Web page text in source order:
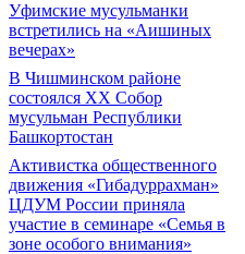
Уфимские мусульманки
встретились на «Аишиных
вечерах»
В Чишминском районе
состоялся XX Собор
мусульман Республики
Башкортостан
Активистка общественного
движения «Гибадуррахман»
ЦДУМ России приняла
участие в семинаре «Семья в
зоне особого внимания»